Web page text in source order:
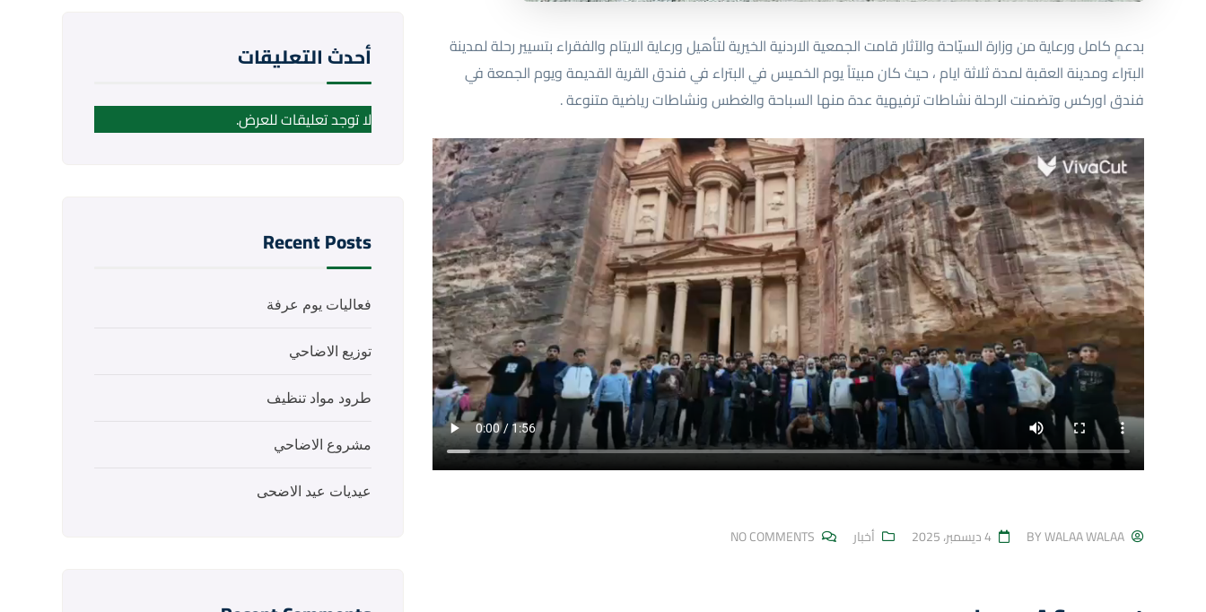
بدعمٍ كامل ورعاية من وزارة السيّاحة والآثار قامت الجمعية الاردنية الخيرية لتأهيل ورعاية الايتام والفقراء بتسيير رحلة لمدينة
البتراء ومدينة العقبة لمدة ثلاثة ايام ، حيث كان مبيتاً يوم الخميس في البتراء في فندق القرية القديمة ويوم الجمعة في
فندق اوركس وتضمنت الرحلة نشاطات ترفيهية عدة منها السباحة والغطس ونشاطات رياضية متنوعة .
BYWALAA WALAA 4 ديسمبر، 2025 أخبار NO COMMENTS
أحدث التعليقات
لا توجد تعليقات للعرض.
Recent Posts
فعاليات يوم عرفة
توزيع الاضاحي
طرود مواد تنظيف
مشروع الاضاحي
عيديات عيد الاضحى